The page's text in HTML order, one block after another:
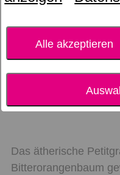
Alle akzeptieren
Das ätherische
Bitterorangenbaum